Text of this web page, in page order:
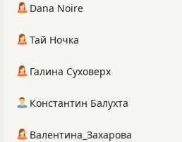
Dana Noire
Тай Ночка
Галина Суховерх
Константин Балухта
Валентина_Захарова